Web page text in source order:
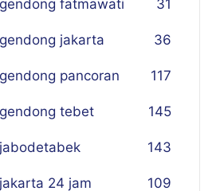
fatmawati 31
jakarta 36
pancoran 117
tebet 145
143
24 jam 109